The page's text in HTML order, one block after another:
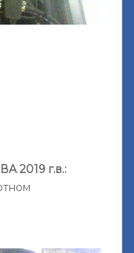
2019 г.в.: